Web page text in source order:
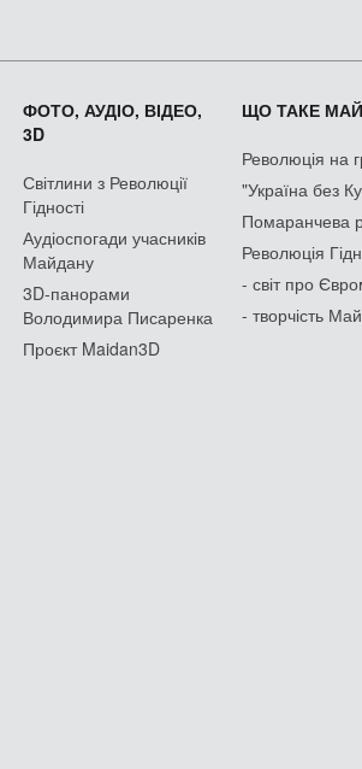
ФОТО, АУДІО, ВІДЕО,
3D
Світлини з Революції
Гідності
Аудіоспогади учасників
Майдану
3D-панорами
Володимира Писаренка
Проєкт Maidan3D
ЩО ТАКЕ
Революція на
"Україна без
Помаранчева
Революція
- світ про
- творчість